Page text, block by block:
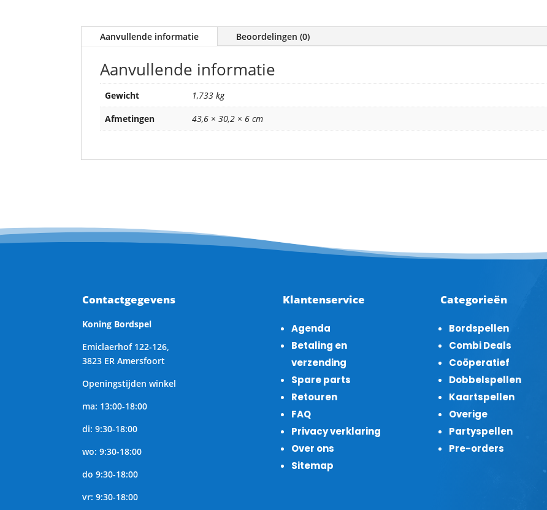
Aanvullende informatie Beoordelingen (0)
Aanvullende informatie
Gewicht
1,733 kg
Afmetingen
43,6 × 30,2 × 6 cm
Contactgegevens
Koning Bordspel
Emiclaerhof 122-126,
3823 ER Amersfoort
Openingstijden winkel
ma: 13:00-18:00
di: 9:30-18:00
wo: 9:30-18:00
do 9:30-18:00
vr: 9:30-18:00
Klantenservice
Agenda
Betaling en
verzending
Spare parts
Retouren
FAQ
Privacy verklaring
Over ons
Sitemap
Categorieën
Bordspellen
Combi Deals
Coöperatief
Dobbelspellen
Kaartspellen
Overige
Partyspellen
Pre-orders